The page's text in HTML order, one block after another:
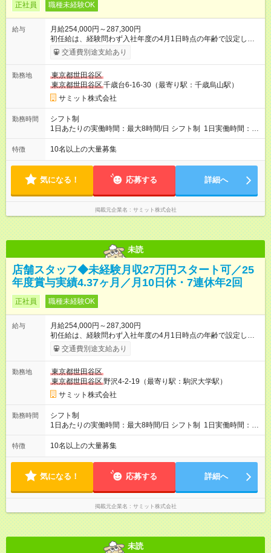
正社員 職種未経験OK
給与
月給254,000円～287,300円
初任給は、経験問わず入社年度の4月1日時点の年齢で設定しま
す。 ■27歳以上：月給28万7300円 ■26歳 ：月給28万3300
円 ■25歳 ：月給27万9300円 ■24歳 ：月給27万5300円
歳 ：月給26万円 ■20歳 ：月給25万4000円 ■キャリアパ
スについて■ 配属後は経験を積み、サブチーフ・チーフ（部門運
営責任者）を目指します。 チーフは接客や作業のほか、販売計
画や売場作り、社員教育も担当。副店長・店長へ昇進すれば給
与も大幅アップします。 また年1回キャリア希望を出せ、商品
部・営業企画部・総務部・経理部など本部スタッフへの挑戦も
発・経理部への異動例もあり、自身の可能性を広げられる環境
です！ 【試用期間】試用期間あり 試用期間の長さ：3ヶ月 雇用
形態、給与は本採用時と同じです。
交通費別途支給あり
勤務地
東京都世田谷区
東京都世田谷区千歳台6-16-30（最寄り駅：千歳烏山駅）
サミット株式会社
勤務時間
シフト制
1日あたりの実働時間：最大8時間/日 シフト制 1日実働時間：最
大8時間(休憩1時間) 月10日休 【シフト例】 8:00～17:00 10:00
～19:00 12:00～21:00 ほか 深夜営業店舗(22時～25時閉店)に
めの深夜勤務はありません。 月平均残業時間20～30h程度
特徴 10名以上の大量募集
気になる！ 応募する 詳細へ
掲載元企業名 サミット株式会社
未読
店舗スタッフ◆未経験月収27万円スタート可／25
年度賞与実績4.37ヶ月／月10日休・7連休年2回
正社員 職種未経験OK
給与
月給254,000円～287,300円
初任給は、経験問わず入社年度の4月1日時点の年齢で設定しま
す。 ■27歳以上：月給28万7300円 ■26歳 ：月給28万3300
円 ■25歳 ：月給27万9300円 ■24歳 ：月給27万5300円
歳 ：月給26万円 ■20歳 ：月給25万4000円 ■キャリアパ
スについて■ 配属後は経験を積み、サブチーフ・チーフ（部門運
営責任者）を目指します。 チーフは接客や作業のほか、販売計
画や売場作り、社員教育も担当。副店長・店長へ昇進すれば給
与も大幅アップします。 また年1回キャリア希望を出せ、商品
部・営業企画部・総務部・経理部など本部スタッフへの挑戦も
発・経理部への異動例もあり、自身の可能性を広げられる環境
です！ 【試用期間】試用期間あり 試用期間の長さ：3ヶ月 雇用
形態、給与は本採用時と同じです。
交通費別途支給あり
勤務地
東京都世田谷区
東京都世田谷区野沢4-2-19（最寄り駅：駒沢大学駅）
サミット株式会社
勤務時間
シフト制
1日あたりの実働時間：最大8時間/日 シフト制 1日実働時間：最
大8時間(休憩1時間) 月10日休 【シフト例】 8:00～17:00 10:00
～19:00 12:00～21:00 ほか 深夜営業店舗(22時～25時閉店)に
めの深夜勤務はありません。 月平均残業時間20～30h程度
特徴 10名以上の大量募集
気になる！ 応募する 詳細へ
掲載元企業名 サミット株式会社
未読